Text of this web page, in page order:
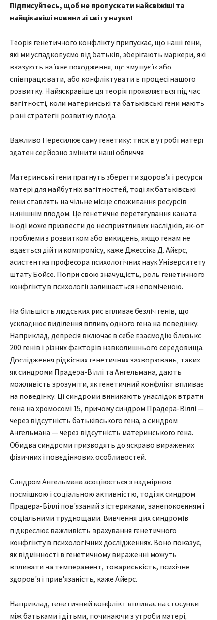
Підписуйтесь, щоб не пропускати найсвіжіші та
найцікавіші новини зі світу науки!
Теорія генетичного конфлікту припускає, що наші гени,
які ми успадковуємо від батьків, зберігають маркери, які
вказують на їхнє походження, що змушує їх або
співпрацювати, або конфліктувати в процесі нашого
розвитку. Найяскравіше ця теорія проявляється під час
вагітності, коли материнські та батьківські гени мають
різні стратегії розвитку плода.
Важливо Пересилює саму генетику: тиск в утробі матері
здатен серйозно змінити наші обличчя
Материнські гени прагнуть зберегти здоров'я і ресурси
матері для майбутніх вагітностей, тоді як батьківські
гени ставлять на чільне місце споживання ресурсів
нинішнім плодом. Це генетичне перетягування каната
іноді може призвести до несприятливих наслідків, як-от
проблеми з розвитком або викидень, якщо генам не
вдається дійти компромісу, каже Джессіка Д. Айєрс,
асистентка професора психологічних наук Університету
штату Бойсе. Попри свою значущість, роль генетичного
конфлікту в психології залишається непоміченою.
На більшість людських рис впливає безліч генів, що
ускладнює виділення впливу одного гена на поведінку.
Наприклад, депресія включає в себе взаємодію близько
200 генів і різних факторів навколишнього середовища.
Дослідження рідкісних генетичних захворювань, таких
як синдроми Прадера-Віллі та Ангельмана, дають
можливість зрозуміти, як генетичний конфлікт впливає
на поведінку. Ці синдроми виникають унаслідок втрати
гена на хромосомі 15, причому синдром Прадера-Віллі —
через відсутність батьківського гена, а синдром
Ангельмана — через відсутність материнського гена.
Обидва синдроми призводять до яскраво виражених
фізичних і поведінкових особливостей.
Синдром Ангельмана асоціюється з надмірною
посмішкою і соціальною активністю, тоді як синдром
Прадера-Віллі пов'язаний з істериками, занепокоєнням і
соціальними труднощами. Вивчення цих синдромів
підкреслює важливість врахування генетичного
конфлікту в психологічних дослідженнях. Воно показує,
як відмінності в генетичному вираженні можуть
впливати на темперамент, товариськість, психічне
здоров'я і прив'язаність, каже Айерс.
Наприклад, генетичний конфлікт впливає на стосунки
між батьками і дітьми, починаючи з утроби матері,